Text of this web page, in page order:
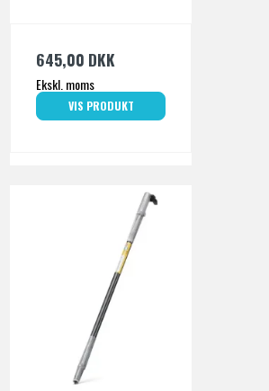
645,00 DKK
Ekskl. moms
VIS PRODUKT